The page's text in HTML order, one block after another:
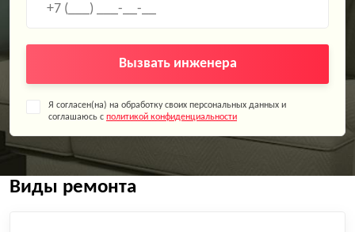
Вызвать инженера
Я согласен(на) на обработку своих персональных данных и
соглашаюсь с политикой конфиденциальности
Виды ремонта